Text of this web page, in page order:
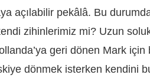
açılabilir pekâlâ. Bu
zihinlerimiz mi? Uzun
geri dönen Mark için
dönmek isterken kendini